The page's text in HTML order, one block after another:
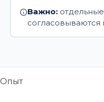
Важно:
согласовываются
Опыт